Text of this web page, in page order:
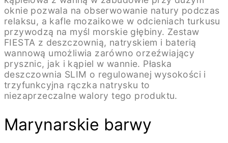
oknie pozwala na obserwowanie natury podczas
relaksu, a kafle mozaikowe w odcieniach turkusu
przywodzą na myśl morskie głębiny. Zestaw
FIESTA z deszczownią, natryskiem i baterią
wannową umożliwia zarówno orzeźwiający
prysznic, jak i kąpiel w wannie. Płaska
deszczownia SLIM o regulowanej wysokości i
trzyfunkcyjna rączka natrysku to
niezaprzeczalne walory tego produktu.
Marynarskie barwy